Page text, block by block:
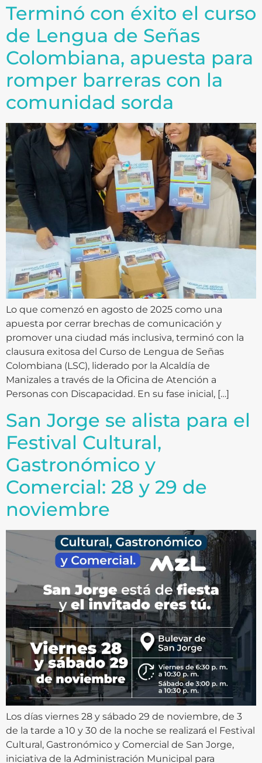
Terminó con éxito el curso
de Lengua de Señas
Colombiana, apuesta para
romper barreras con la
comunidad sorda
Lo que comenzó en agosto de 2025 como una
apuesta por cerrar brechas de comunicación y
promover una ciudad más inclusiva, terminó con la
clausura exitosa del Curso de Lengua de Señas
Colombiana (LSC), liderado por la Alcaldía de
Manizales a través de la Oficina de Atención a
Personas con Discapacidad. En su fase inicial, […]
San Jorge se alista para el
Festival Cultural,
Gastronómico y
Comercial: 28 y 29 de
noviembre
Los días viernes 28 y sábado 29 de noviembre, de 3
de la tarde a 10 y 30 de la noche se realizará el Festival
Cultural, Gastronómico y Comercial de San Jorge,
iniciativa de la Administración Municipal para